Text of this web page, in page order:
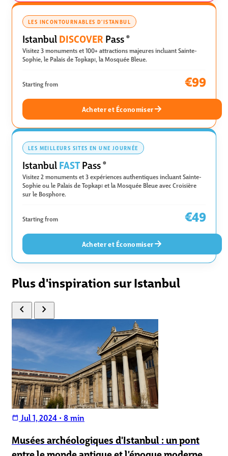
LES INCONTOURNABLES D'ISTANBUL
IstanbulDISCOVER Pass ®
Visitez 3 monuments et 100+ attractions majeures incluant Sainte-
Sophie, le Palais de Topkapı, la Mosquée Bleue.
Starting from €99
Acheter et Économiser
LES MEILLEURS SITES EN UNE JOURNÉE
IstanbulFASTPass ®
Visitez 2 monuments et 3 expériences authentiques incluant Sainte-
Sophie ou le Palais de Topkapı et la Mosquée Bleue avec Croisière
sur le Bosphore.
Starting from €49
Acheter et Économiser
Plus d'inspiration sur Istanbul
chevron_left chevron_right
calendar_today Jul 1, 2024 • 8 min
Musées archéologiques d'Istanbul : un pont